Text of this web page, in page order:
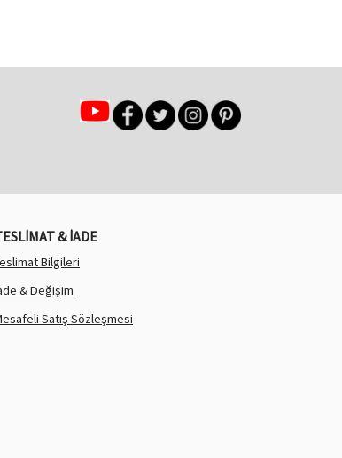
& İADE
Bilgileri
& Değişim
Satış Sözleşmesi